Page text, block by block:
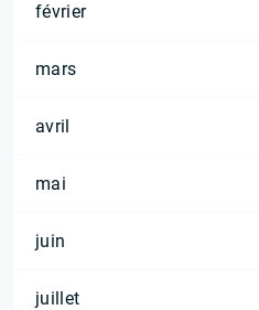
février
mars
avril
mai
juin
juillet